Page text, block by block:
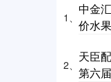
1、
中金
价水
2、
天臣
第六